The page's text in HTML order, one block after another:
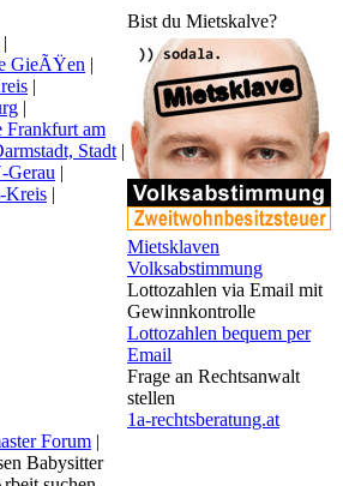
|
GieÃŸen |
|
|
Frankfurt am
Stadt |
Gerau |
Kreis |
Bist du Mietskalve?
Mietsklaven
Volksabstimmung
Lottozahlen via Email mit
Gewinnkontrolle
Lottozahlen bequem per
Email
Frage an Rechtsanwalt
stellen
1a-rechtsberatung.at
Forum |
Babysitter